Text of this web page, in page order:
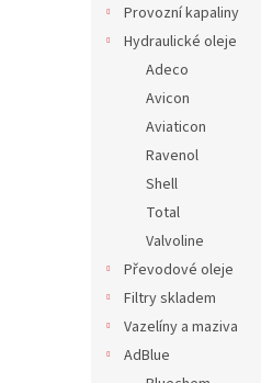
Provozní kapaliny
Hydraulické oleje
Adeco
Avicon
Aviaticon
Ravenol
Shell
Total
Valvoline
Převodové oleje
Filtry skladem
Vazelíny a maziva
AdBlue